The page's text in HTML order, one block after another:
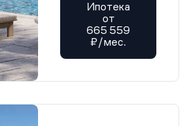
Ипотека
от
665 559
₽/мес.